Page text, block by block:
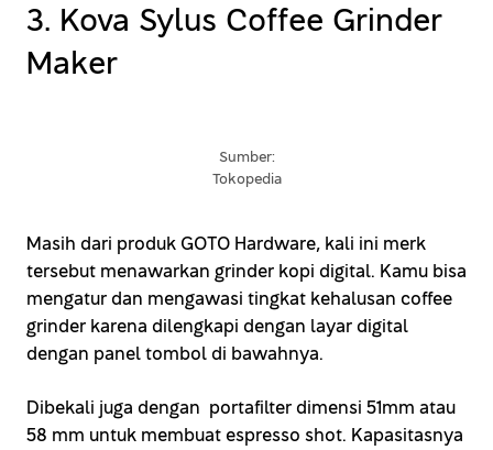
3. Kova Sylus Coffee Grinder
Maker
Sumber:
Tokopedia
Masih dari produk GOTO Hardware, kali ini merk
tersebut menawarkan grinder kopi digital. Kamu bisa
mengatur dan mengawasi tingkat kehalusan coffee
grinder karena dilengkapi dengan layar digital
dengan panel tombol di bawahnya.
Dibekali juga dengan portafilter dimensi 51mm atau
58 mm untuk membuat espresso shot. Kapasitasnya